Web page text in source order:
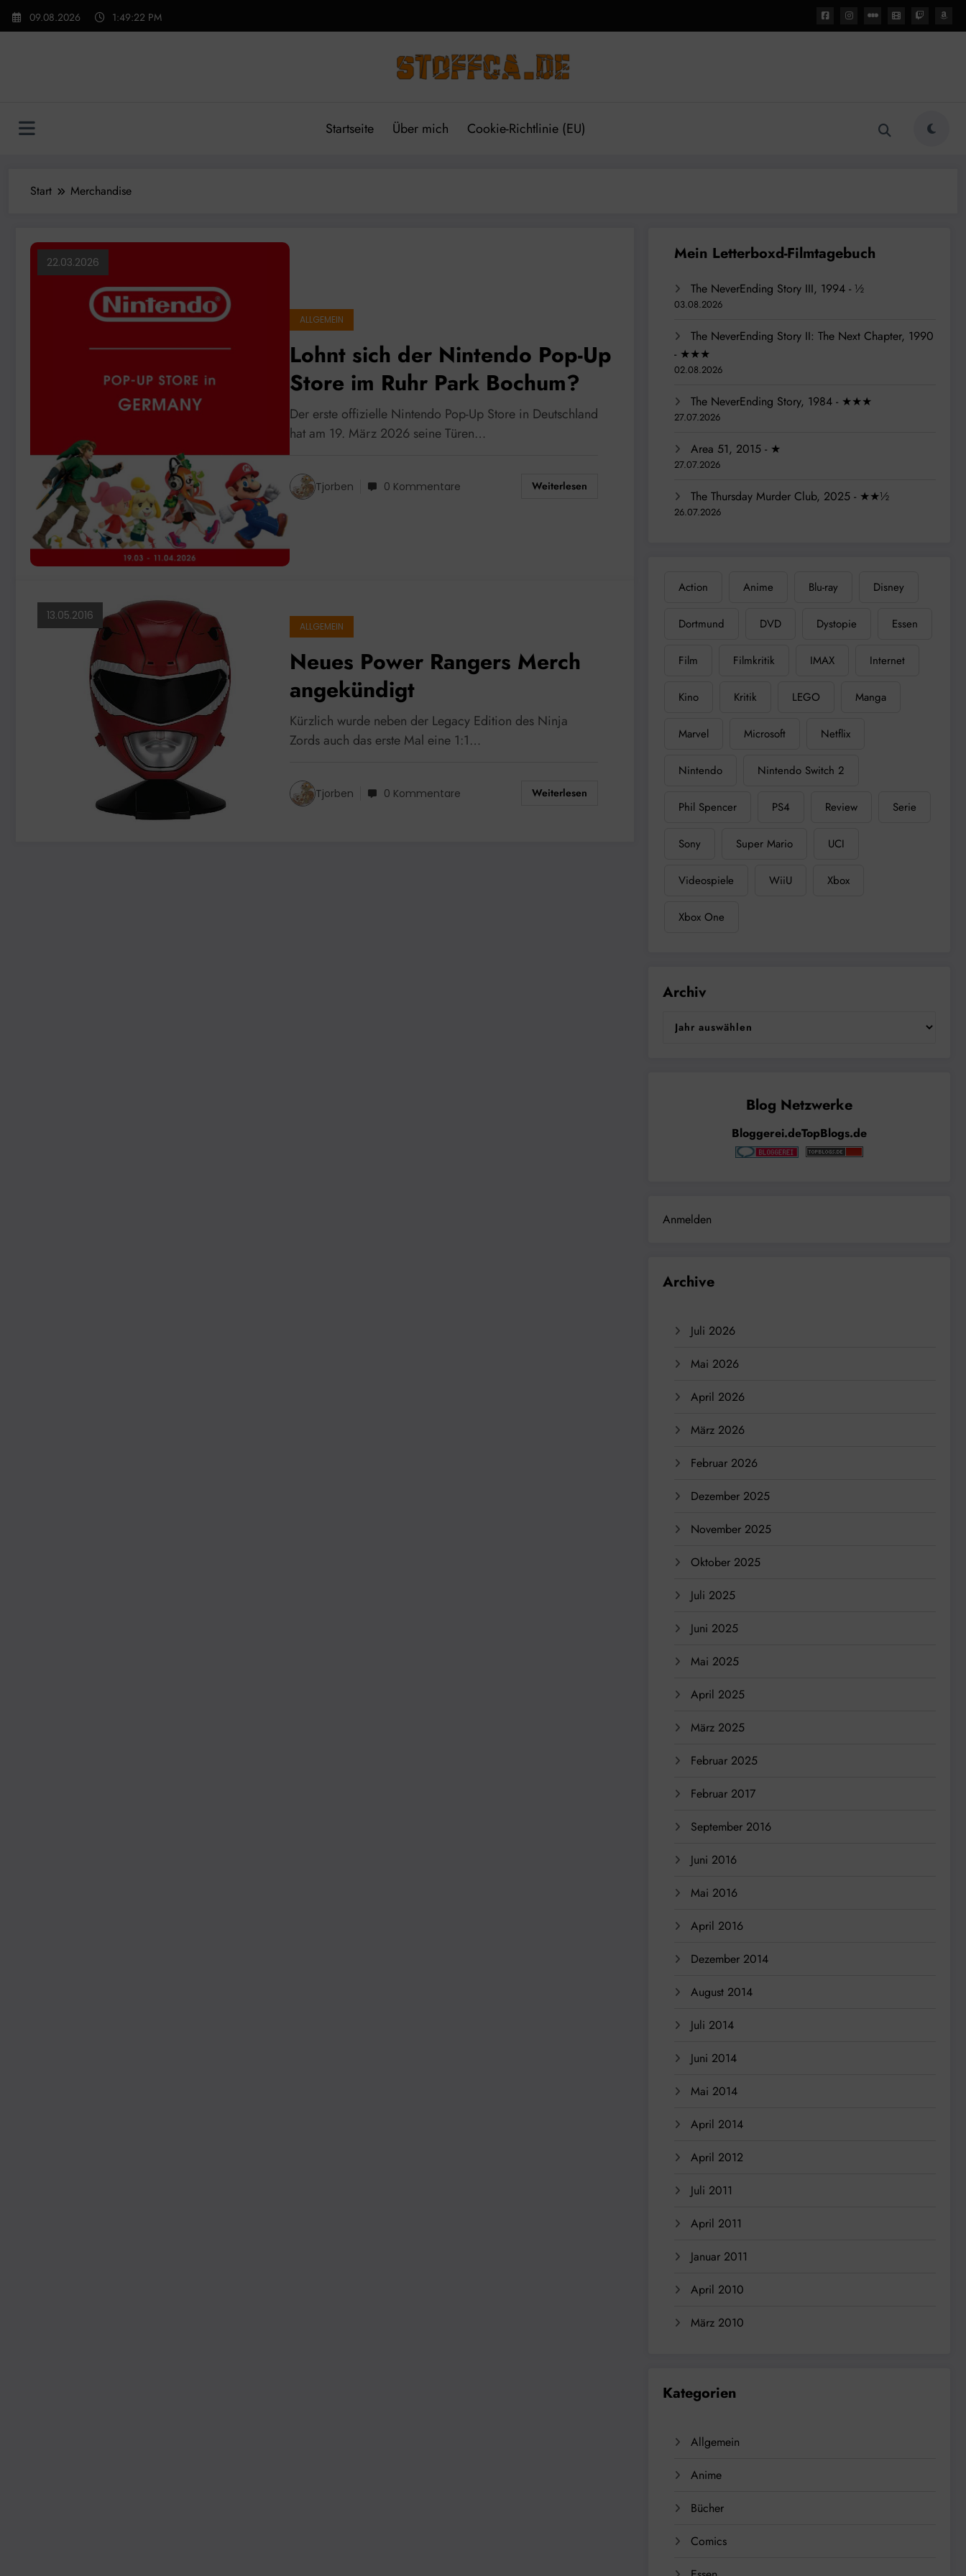
Zum
Inhalt
09.08.2026 1:49:23 PM
Startseite Über mich Cookie-Richtlinie (EU)
Start Merchandise
22.03.2026
ALLGEMEIN
Lohnt sich der Nintendo Pop-Up
Store im Ruhr Park Bochum?
Der erste offizielle Nintendo Pop-Up Store in Deutschland
hat am 19. März 2026 seine Türen…
Tjorben 0 Kommentare Weiterlesen
13.05.2016
ALLGEMEIN
Neues Power Rangers Merch
angekündigt
Kürzlich wurde neben der Legacy Edition des Ninja
Zords auch das erste Mal eine 1:1…
Tjorben 0 Kommentare Weiterlesen
The NeverEnding Story III, 1994 - ½
03.08.2026
The NeverEnding Story II: The Next Chapter, 1990
- ★★★
02.08.2026
The NeverEnding Story, 1984 - ★★★
27.07.2026
Area 51, 2015 - ★
27.07.2026
The Thursday Murder Club, 2025 - ★★½
26.07.2026
Action Anime Blu-ray Disney
Dortmund DVD Dystopie Essen
Film Filmkritik IMAX Internet
Kino Kritik LEGO Manga
Marvel Microsoft Netflix
Nintendo Nintendo Switch 2
Phil Spencer PS4 Review Serie
Sony Super Mario UCI
Videospiele WiiU Xbox
Xbox One
Archiv
Bloggerei.deTopBlogs.de
Anmelden
Archive
Juli 2026
Mai 2026
April 2026
März 2026
Februar 2026
Dezember 2025
November 2025
Oktober 2025
Juli 2025
Juni 2025
Mai 2025
April 2025
März 2025
Februar 2025
Februar 2017
September 2016
Juni 2016
Mai 2016
April 2016
Dezember 2014
August 2014
Juli 2014
Juni 2014
Mai 2014
April 2014
April 2012
Juli 2011
April 2011
Januar 2011
April 2010
März 2010
Kategorien
Allgemein
Anime
Bücher
Comics